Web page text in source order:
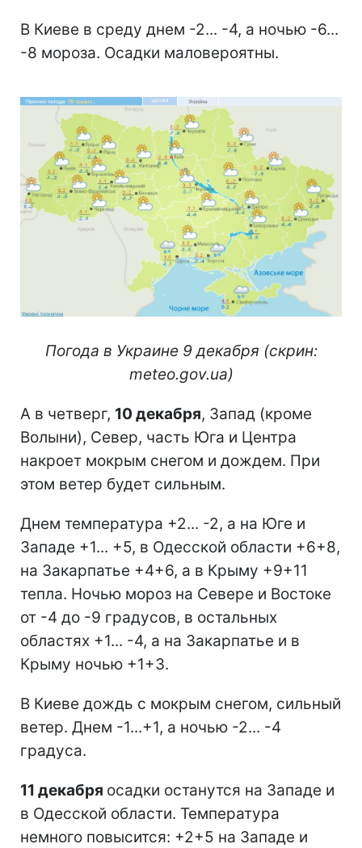
В Киеве в среду днем -2... -4, а ночью -6...
-8 мороза. Осадки маловероятны.
Погода в Украине 9 декабря (скрин:
meteo.gov.ua)
А в четверг, 10 декабря, Запад (кроме
Волыни), Север, часть Юга и Центра
накроет мокрым снегом и дождем. При
этом ветер будет сильным.
Днем температура +2... -2, а на Юге и
Западе +1... +5, в Одесской области +6+8,
на Закарпатье +4+6, а в Крыму +9+11
тепла. Ночью мороз на Севере и Востоке
от -4 до -9 градусов, в остальных
областях +1... -4, а на Закарпатье и в
Крыму ночью +1+3.
В Киеве дождь с мокрым снегом, сильный
ветер. Днем -1...+1, а ночью -2... -4
градуса.
11 декабря осадки останутся на Западе и
в Одесской области. Температура
немного повысится: +2+5 на Западе и